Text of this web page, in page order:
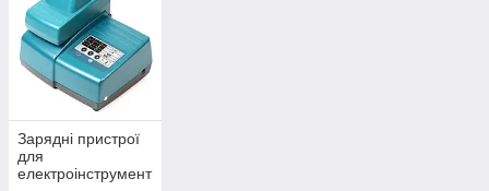
Зарядні пристрої
для
електроінструмент